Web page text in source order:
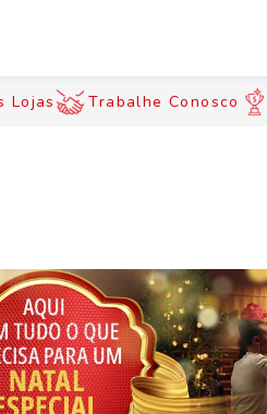
Lojas Trabalhe Conosco